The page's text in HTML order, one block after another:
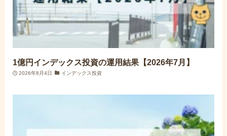
1億円インデックス投資の運用結果【2026年7月】
2026年8月4日 インデックス投資